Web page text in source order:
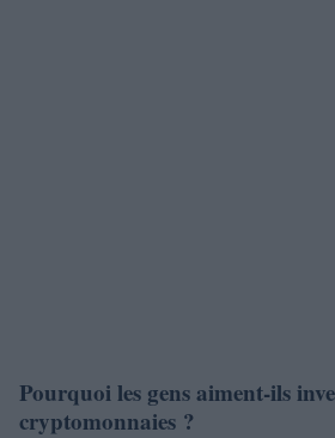
Pourquoi les gens aiment-ils
cryptomonnaies ?